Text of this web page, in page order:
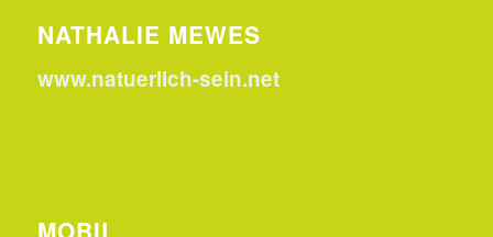
NATHALIE MEWES
www.natuerlich-sein.net
MOBIL